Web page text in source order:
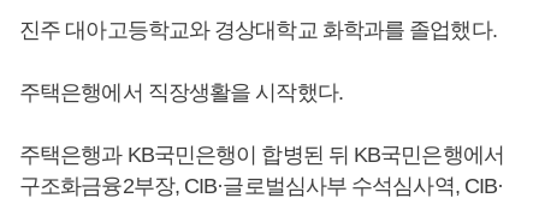
진주 대아고등학교와 경상대학교 화학과를 졸업했다.
주택은행에서 직장생활을 시작했다.
주택은행과 KB국민은행이 합병된 뒤 KB국민은행에서
구조화금융2부장, CIB·글로벌심사부 수석심사역, CIB·